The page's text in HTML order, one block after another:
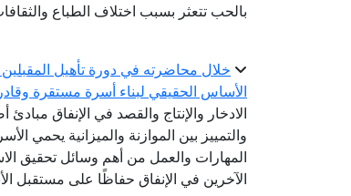
بالحب تتعثر بسبب اختلاف الطباع
خلال محاضرته في دورة تأهيل المقبلين
الأساس الحقيقي لبناء أسرة مستقرة
الادخار والإنتاج والقصد في الإنفاق
والتمييز بين الموازنة والميزانية يحمي
المهارات والعمل من أهم وسائل تحقيق
الآخرين في الإنفاق حفاظًا على مستقبل